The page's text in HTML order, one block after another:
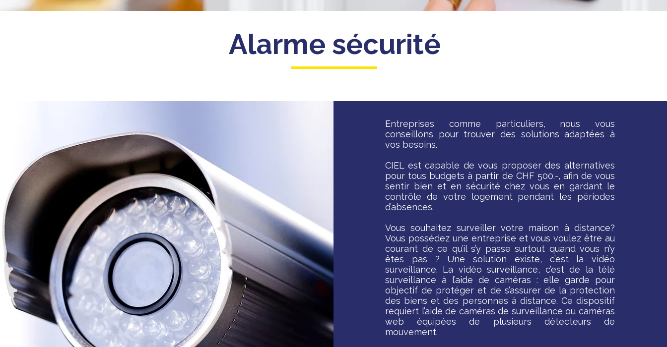
Alarme sécurité
Entreprises comme particuliers, nous vous
conseillons pour trouver des solutions adaptées à
vos besoins.
CIEL est capable de vous proposer des alternatives
pour tous budgets à partir de CHF 500.-, afin de vous
sentir bien et en sécurité chez vous en gardant le
contrôle de votre logement pendant les périodes
d’absences.
Vous souhaitez surveiller votre maison à distance?
Vous possédez une entreprise et vous voulez être au
courant de ce qu’il s’y passe surtout quand vous n’y
êtes pas ? Une solution existe, c’est la vidéo
surveillance. La vidéo surveillance, c’est de la télé
surveillance à l’aide de caméras : elle garde pour
objectif de protéger et de s’assurer de la protection
des biens et des personnes à distance. Ce dispositif
requiert l’aide de caméras de surveillance ou caméras
web équipées de plusieurs détecteurs de
mouvement.